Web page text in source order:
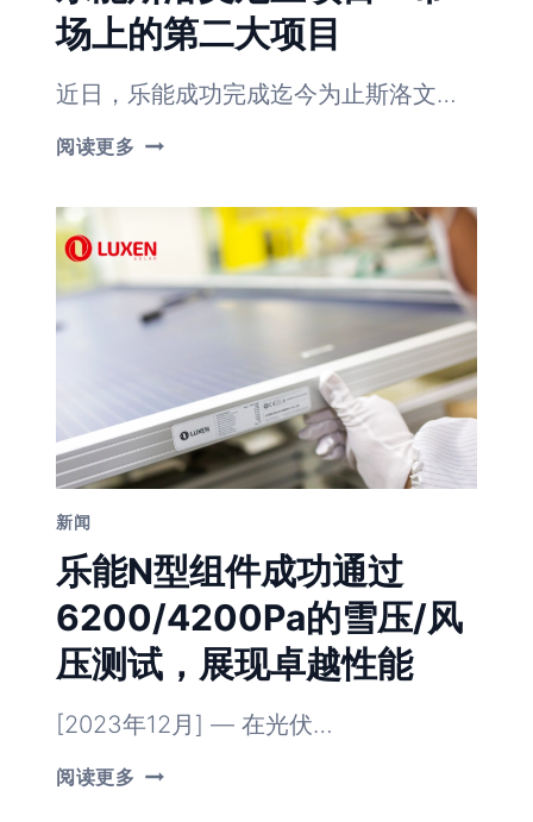
场上的第二大项目
近日，乐能成功完成迄今为止斯洛文…
阅读更多 乐
尼
项
目
–
的
第
二
大
新闻
乐能N型组件成功通过
6200/4200Pa的雪压/风
压测试，展现卓越性能
[2023年12月] — 在光伏…
阅读更多 乐